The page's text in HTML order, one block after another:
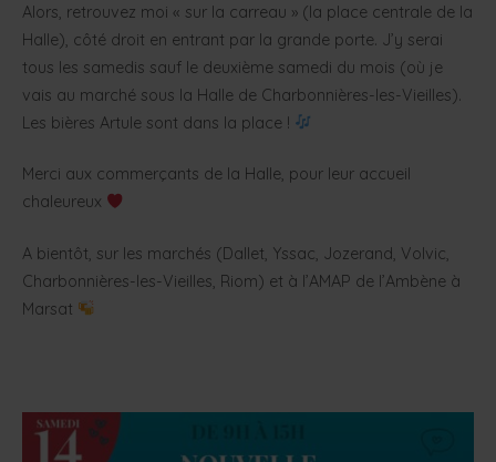
Alors, retrouvez moi « sur la carreau » (la place centrale de la
Halle), côté droit en entrant par la grande porte. J’y serai
tous les samedis sauf le deuxième samedi du mois (où je
vais au marché sous la Halle de Charbonnières-les-Vieilles).
Les bières Artule sont dans la place !
Merci aux commerçants de la Halle, pour leur accueil
chaleureux
A bientôt, sur les marchés (Dallet, Yssac, Jozerand, Volvic,
Charbonnières-les-Vieilles, Riom) et à l’AMAP de l’Ambène à
Marsat